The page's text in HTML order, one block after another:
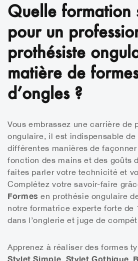
Quelle formation
pour un
prothésiste
matière de
d’ongles ?
Vous embrassez une carrière de
ongulaire, il est indispensable
différentes manières de façonner
fonction des mains et des goûts
faites parler votre technicité et
Complétez votre savoir-faire
Formes en prothésie ongulaire
notre formatrice experte forte de
dans l’onglerie et juge de
Apprenez à réaliser des formes
Stylet Simple, Stylet Gothique,